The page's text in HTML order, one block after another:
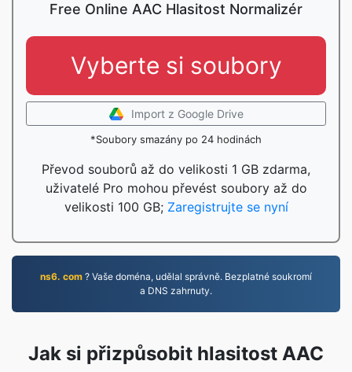
Free Online AAC Hlasitost Normalizér
Vyberte si soubory
Import z Google Drive
*Soubory smazány po 24 hodinách
Převod souborů až do velikosti 1 GB zdarma,
uživatelé Pro mohou převést soubory až do
velikosti 100 GB; Zaregistrujte se nyní
ns6. com ? Vaše doména, udělal správně. Bezplatné soukromí
a DNS zahrnuty.
Jak si přizpůsobit hlasitost AAC